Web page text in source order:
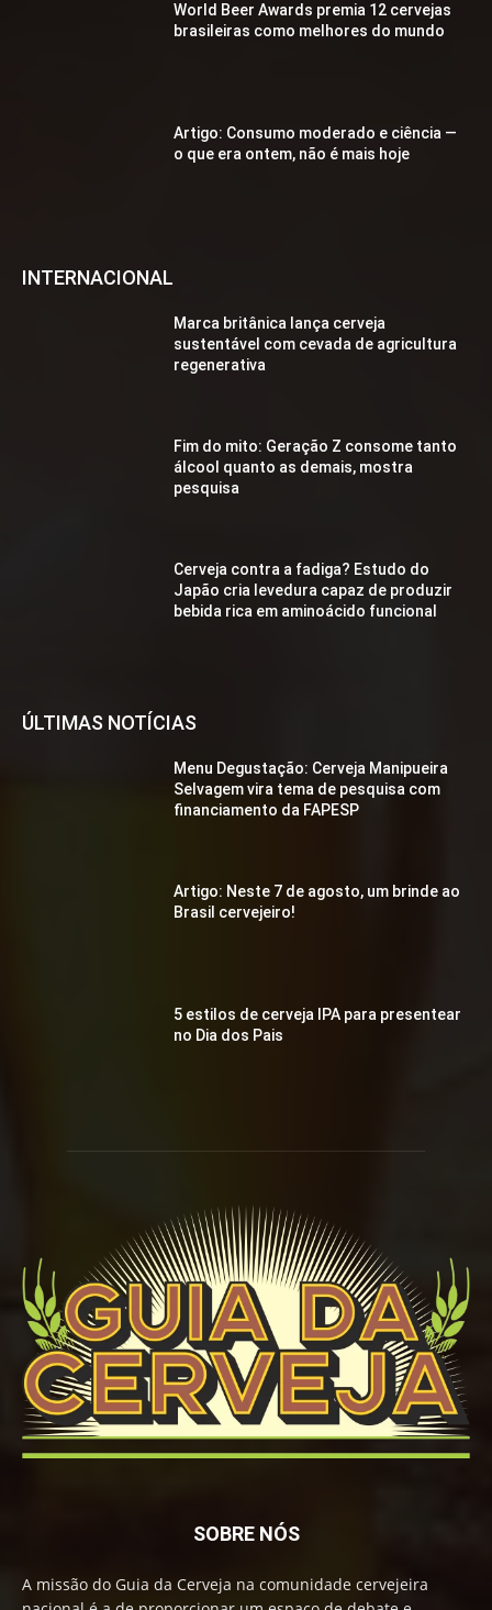
World Beer Awards premia 12 cervejas
brasileiras como melhores do mundo
Artigo: Consumo moderado e ciência —
o que era ontem, não é mais hoje
INTERNACIONAL
Marca britânica lança cerveja
sustentável com cevada de agricultura
regenerativa
Fim do mito: Geração Z consome tanto
álcool quanto as demais, mostra
pesquisa
Cerveja contra a fadiga? Estudo do
Japão cria levedura capaz de produzir
bebida rica em aminoácido funcional
ÚLTIMAS NOTÍCIAS
Menu Degustação: Cerveja Manipueira
Selvagem vira tema de pesquisa com
financiamento da FAPESP
Artigo: Neste 7 de agosto, um brinde ao
Brasil cervejeiro!
5 estilos de cerveja IPA para presentear
no Dia dos Pais
SOBRE NÓS
A missão do Guia da Cerveja na comunidade cervejeira